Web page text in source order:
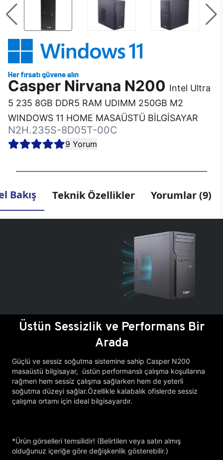
Casper Nirvana N200 Intel Ultra
5 235 8GB DDR5 RAM UDIMM 250GB M2
WINDOWS 11 HOME MASAÜSTÜ BİLGİSAYAR
N2H.235S-8D05T-00C
9 Yorum
Bakış Teknik Özellikler Yorumlar (9)
Üstün Sessizlik ve Performans Bir
Arada
Güçlü ve sessiz soğutma sistemine sahip Casper N200
masaüstü bilgisayar, üstün performanslı çalışma koşullarına
rağmen hem sessiz çalışma sağlarken hem de yeterli
soğutma düzeyi sağlar.Özellikle kalabalık ofislerde sessiz
çalışma ortamı için ideal bilgisayardır.
*Ürün görselleri temsilidir! (Belirtilen veya satın almış
olduğunuz içeriğe göre değişkenlik gösterebilir.)